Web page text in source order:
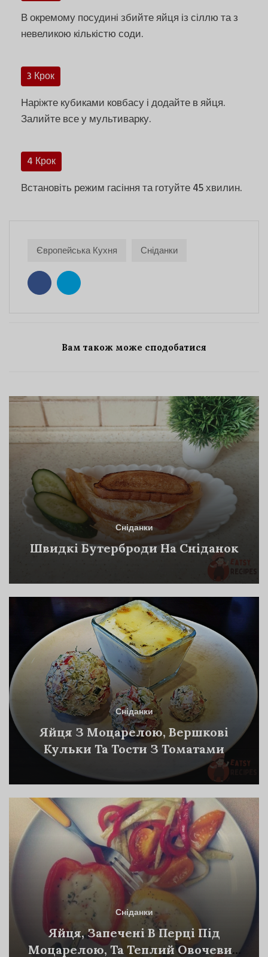
В окремому посудині збийте яйця із сіллю та з
невеликою кількістю соди.
3 Крок
Наріжте кубиками ковбасу і додайте в яйця.
Залийте все у мультиварку.
4 Крок
Встановіть режим гасіння та готуйте 45 хвилин.
Європейська Кухня Сніданки
Вам також може сподобатися
Сніданки
Швидкі Бутерброди На Сніданок
Сніданки
Яйця З Моцарелою, Вершкові
Кульки Та Тости З Томатами
Сніданки
Яйця, Запечені В Перці Під
Моцарелою, Та Теплий Овочевий